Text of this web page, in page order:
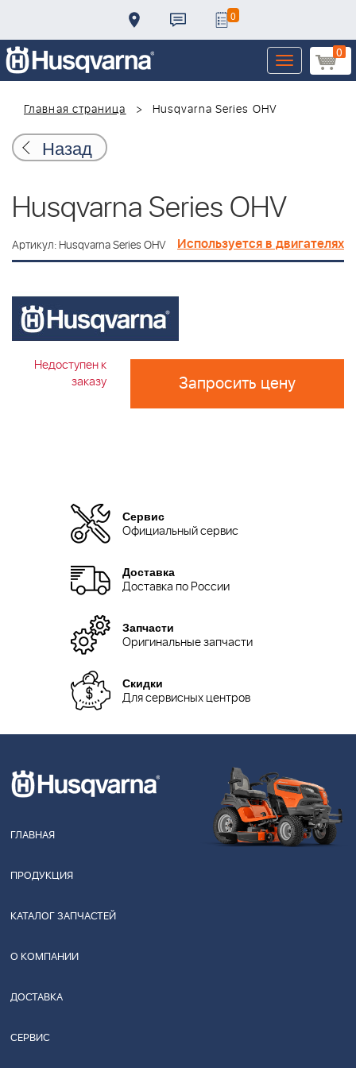
0
0
Toggle
navigation
Главная страница
Husqvarna Series OHV
Назад
Husqvarna Series OHV
Артикул: Husqvarna Series OHV Используется в двигателях
Недоступен к
заказу
Запросить цену
Сервис
Официальный сервис
Доставка
Доставка по России
Запчасти
Оригинальные запчасти
Скидки
Для сервисных центров
ГЛАВНАЯ
ПРОДУКЦИЯ
КАТАЛОГ ЗАПЧАСТЕЙ
О КОМПАНИИ
ДОСТАВКА
СЕРВИС